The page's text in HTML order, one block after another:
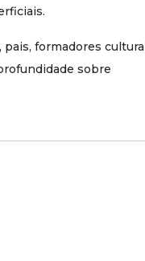
formadores
sobre